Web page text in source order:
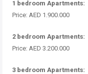
1 bedroom Apartments:
Price: AED 1.900.000
2 bedroom Apartments:
Price: AED 3.200.000
3 bedroom Apartments: